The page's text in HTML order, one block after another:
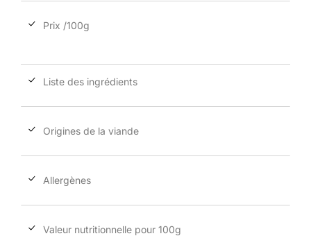
Prix /100g
Liste des ingrédients
Origines de la viande
Allergènes
Valeur nutritionnelle pour 100g